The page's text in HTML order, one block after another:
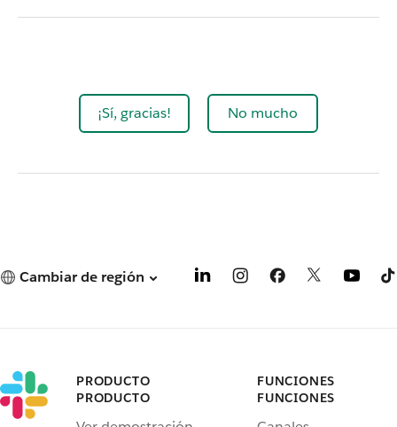
¡Sí, gracias! No mucho
Cambiar de región
PRODUCTO
PRODUCTO
FUNCIONES
FUNCIONES